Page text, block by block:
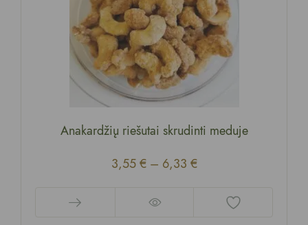
Anakardžių riešutai skrudinti meduje
3,55€ – 6,33 €